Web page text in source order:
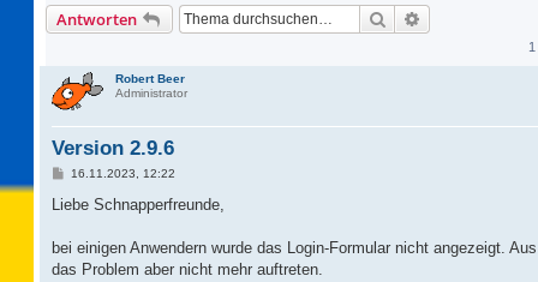
Antworten Suche
Robert Beer
Administrator
Version 2.9.6
B
i
a
16.11.2023, 12:22
Liebe Schnapperfreunde,
bei einigen Anwendern wurde das Login-Formular nicht angezeigt.
das Problem aber nicht mehr auftreten.